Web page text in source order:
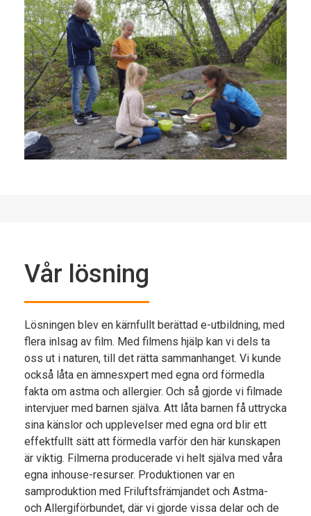
Vår lösning
Lösningen blev en kärnfullt berättad e-utbildning, med
flera inlsag av film. Med filmens hjälp kan vi dels ta
oss ut i naturen, till det rätta sammanhanget. Vi kunde
också låta en ämnesxpert med egna ord förmedla
fakta om astma och allergier. Och så gjorde vi filmade
intervjuer med barnen själva. Att låta barnen få uttrycka
sina känslor och upplevelser med egna ord blir ett
effektfullt sätt att förmedla varför den här kunskapen
är viktig. Filmerna producerade vi helt själva med våra
egna inhouse-resurser. Produktionen var en
samproduktion med Friluftsfrämjandet och Astma-
och Allergiförbundet, där vi gjorde vissa delar och de